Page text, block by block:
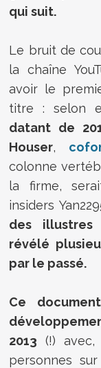
qui suit.
Le bruit de
la chaîne
avoir le
titre : selon
datant de
Houser,
colonne
la firme,
insiders
des illustres
révélé
par le passé.
Ce
2013 (!) avec,
personnes